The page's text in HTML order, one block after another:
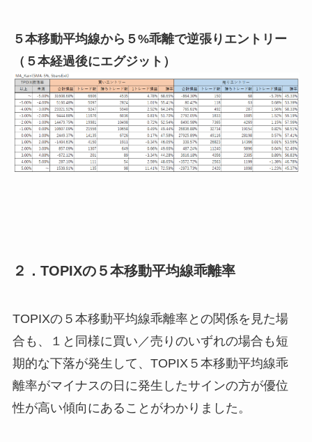
５本移動平均線から５%乖離で逆張りエントリー
（５本経過後にエグジット）
２．TOPIXの５本移動平均線乖離率
TOPIXの５本移動平均線乖離率との関係を見た場
合も、１と同様に買い／売りのいずれの場合も短
期的な下落が発生して、TOPIX５本移動平均線乖
離率がマイナスの日に発生したサインの方が優位
性が高い傾向にあることがわかりました。